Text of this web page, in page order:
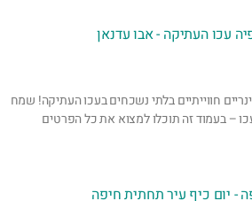
חווייתיים בלתי נשכחים בעכו העתיקה! שמח
– בעמוד זה תוכלו למצוא את כל הפרטים